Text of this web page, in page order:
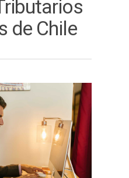
de Chile